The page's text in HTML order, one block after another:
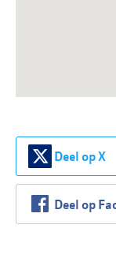
Deel op X
Deel op